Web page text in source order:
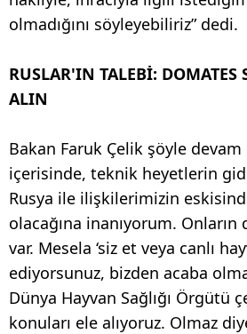
olmadığını söyleyebiliriz” dedi.
RUSLAR'IN TALEBİ: DOMATES
ALIN
Bakan Faruk Çelik şöyle devam
içerisinde, teknik heyetlerin
Rusya ile ilişkilerimizin
olacağına inanıyorum.
var. Mesela ‘siz et veya canlı
ediyorsunuz, bizden acaba
Dünya Hayvan Sağlığı Örgütü
konuları ele alıyoruz. Olmaz